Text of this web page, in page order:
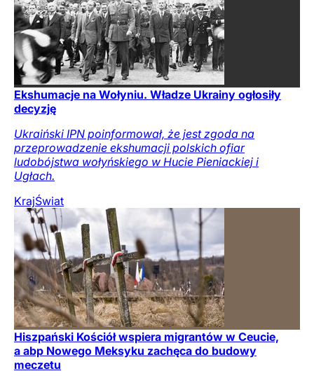
Ekshumacje na Wołyniu. Władze Ukrainy ogłosiły
decyzję
Ukraiński IPN poinformował, że jest zgoda na
przeprowadzenie ekshumacji polskich ofiar
ludobójstwa wołyńskiego w Hucie Pieniackiej i
Ugłach.
KrajŚwiat
Hiszpański Kościół wspiera migrantów w Ceucie,
a abp Nowego Meksyku zachęca do budowy
meczetu